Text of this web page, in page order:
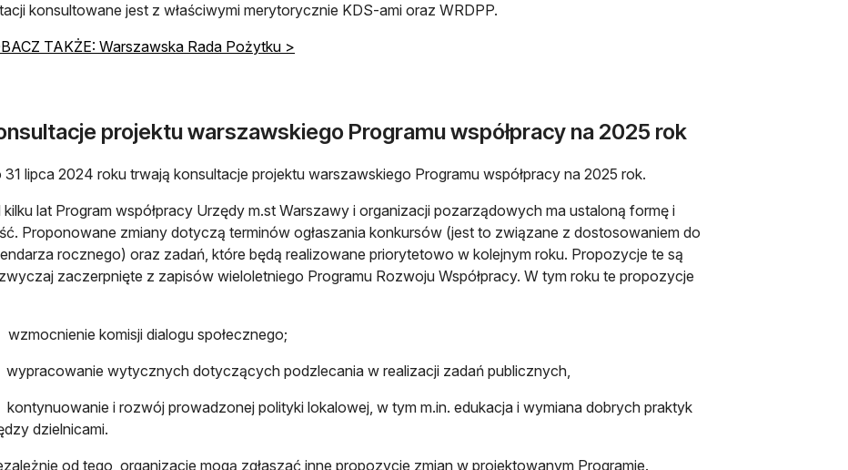
konsultowane jest z właściwymi merytorycznie KDS-ami oraz WRDPP.
TAKŻE: Warszawska Rada Pożytku >
projektu warszawskiego Programu współpracy na 2025 rok
31 lipca 2024 roku trwają konsultacje projektu warszawskiego Programu współpracy na 2025 rok.
kilku lat Program współpracy Urzędy m.st Warszawy i organizacji pozarządowych ma ustaloną formę i
Proponowane zmiany dotyczą terminów ogłaszania konkursów (jest to związane z dostosowaniem do
rocznego) oraz zadań, które będą realizowane priorytetowo w kolejnym roku. Propozycje te są
zaczerpnięte z zapisów wieloletniego Programu Rozwoju Współpracy. W tym roku te propozycje
komisji dialogu społecznego;
wytycznych dotyczących podzlecania w realizacji zadań publicznych,
i rozwój prowadzonej polityki lokalowej, w tym m.in. edukacja i wymiana dobrych praktyk
dzielnicami.
od tego, organizacje mogą zgłaszać inne propozycje zmian w projektowanym Programie.